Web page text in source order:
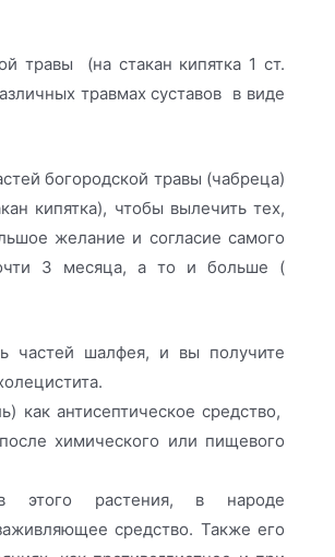
травы (на стакан кипятка 1 ст.
травмах суставов в виде
богородской травы (чабреца)
кипятка), чтобы вылечить тех,
желание и согласие самого
3 месяца, а то и больше (
частей шалфея, и вы получите
как антисептическое средство,
химического или пищевого
этого растения, в народе
средство. Также его